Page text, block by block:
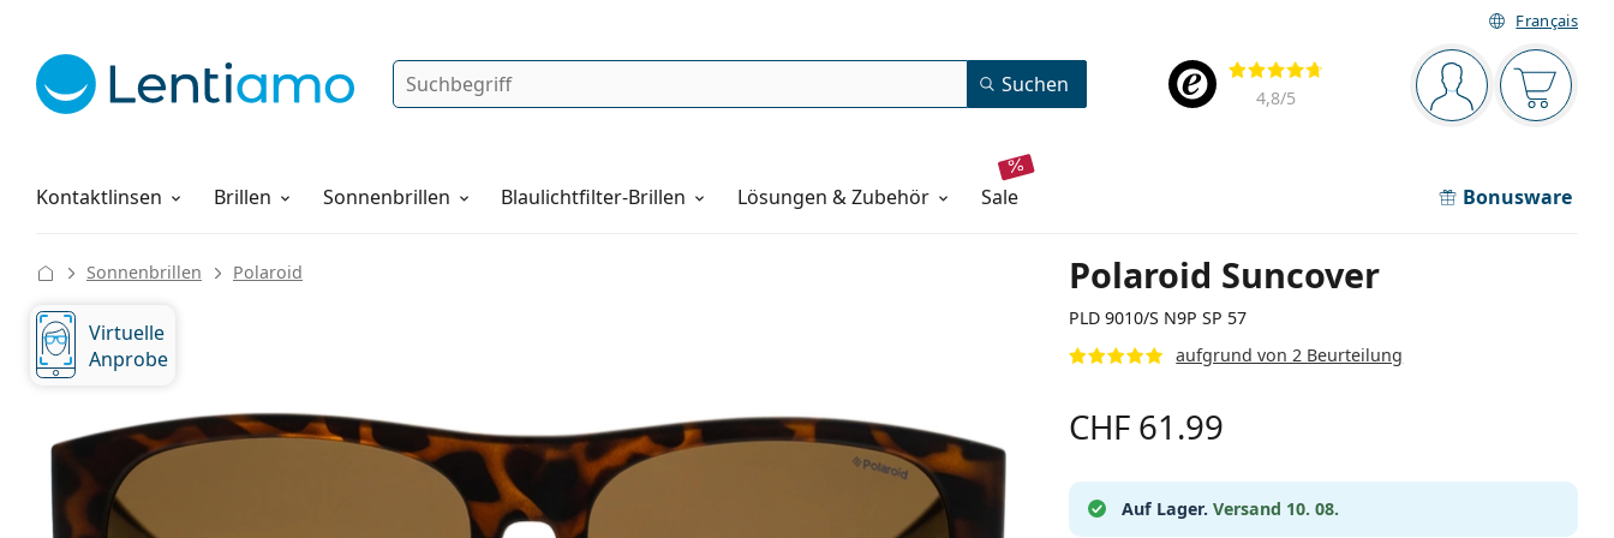
Français
Navigationsleiste
Sie sind Der
Bewertung
4,8/5
Suche Suchen
Kontaktlinsen
Pflegemittel Brillen Sonnenbrillen Blaulichtfilter-Brillen Lösungen & Zubehör sale Bonusware
Alles über den Einkauf
Polaroid Suncover
PLD 9010/S N9P SP 57
aufgrund von 2 Beurteilung
Sonnenbrillen Polaroid
Virtuelle
Anprobe
CHF 61.99
Auf Lager. Versand 10. 08.